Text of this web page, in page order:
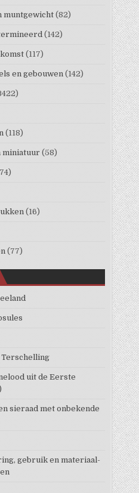
muntgewicht (82)
(142)
(117)
en gebouwen (142)
(118)
miniatuur (58)
(16)
(77)
uit de Eerste
sieraad met onbekende
gebruik en materiaal-